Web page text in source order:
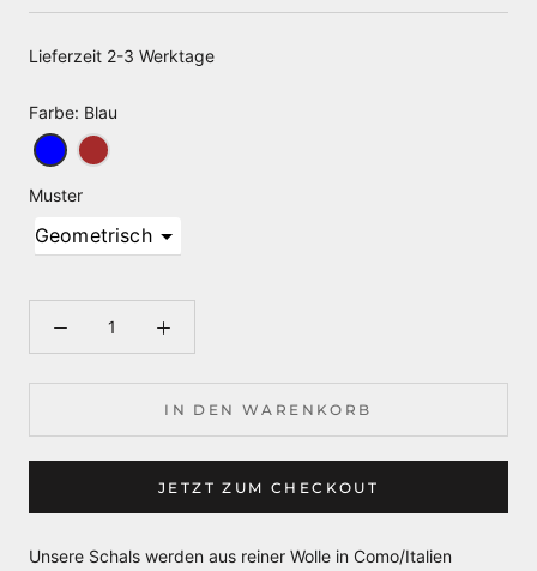
Lieferzeit 2-3 Werktage
Farbe: Blau
Muster
Geometrisch
IN DEN WARENKORB
JETZT ZUM CHECKOUT
Unsere Schals ‎werden aus reiner Wolle in Como/Italien